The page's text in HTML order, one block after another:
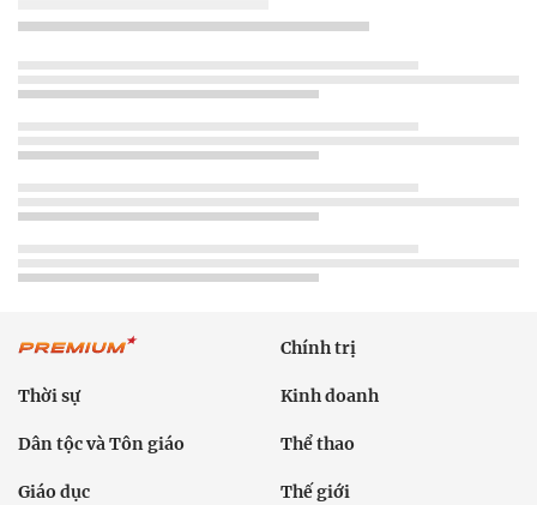
Chính trị
Thời sự Kinh doanh
Dân tộc và Tôn giáo Thể thao
Giáo dục Thế giới